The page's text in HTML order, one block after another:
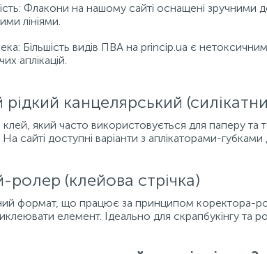
Флакони на нашому сайті оснащені
лініями.
Більшість видів ПВА на princip.ua є
аплікацій.
рідкий канцелярський
який часто використовується для паперу
сайті доступні варіанти з аплікаторами-
ролер (клейова стрічка)
формат, що працює за принципом коректора-
елемент. Ідеально для скрапбукінгу